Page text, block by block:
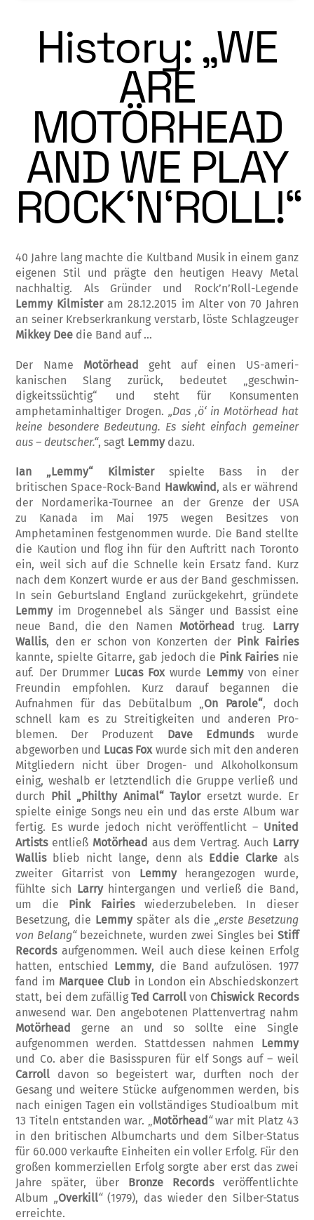
History: „WE
ARE
MOTÖRHEAD
AND WE PLAY
ROCK‘N‘ROLL!“
40 Jahre lang machte die Kultband Musik in einem ganz
eigenen Stil und prägte den heu­tigen Heavy Metal
nach­haltig. Als Grün­der und Rock’n’Roll-Legende
Lemmy Kil­mis­teram 28.12.2015 im Alter von 70 Jahren
an seiner Krebs­er­krankung verstarb, löste Schlagzeuger
Mik­key Dee die Band auf …
Der Name Motörhead
geht auf einen US-am­eri­
kanischen Slang zurück, bedeutet „gesch­win­
digkeitssüchtig“ und steht für Konsu­men­ten
amphetaminhaltiger Drogen. „Das ‚ö‘ in Motörhead hat
keine besondere Bedeutung. Es sieht einfach gemeiner
aus – deutscher.“, sagt Lemmydazu.
Ian „Lemmy“ Kilmisterspielte Bass in der
britischen Space-Rock-Band Hawkwind , als er während
der Nordamerika-Tournee an der Grenze der USA
zu Kanada im Mai 1975 wegen Besitzes von
Amphetaminen festge­nommen wurde. Die Band stellte
die Kaution und flog ihn für den Auftritt nach Toronto
ein, weil sich auf die Schnelle kein Ersatz fand. Kurz
nach dem Konzert wurde er aus der Band geschmissen.
In sein Geburtsland England zu­rückgekehrt, gründete
Lemmyim Drogen­nebel als Sänger und Bassist eine
neue Band, die den Namen Motörhead trug.
Larry
Wallis, den er schon von Konzerten der Pink Fairies
kannte, spielte Gitarre, gab jedoch die Pink Fairiesnie
auf. Der Drummer Lucas Foxwur­de Lemmyvon einer
Freundin empfohlen. Ku­rz darauf begannen die
Aufnahmen für das Debütalbum „On Parole“, doch
schnell kam es zu Streitigkeiten und anderen Pro­
blemen. Der Produzent
Dave Edmunds wurde
abgeworben und Lucas Fox wurde sich mit den anderen
Mitgliedern nicht über Drogen- und Alkoholkonsum
einig, weshalb er letztendlich die Gruppe verließ und
durch
Phil „Philthy Ani­mal“ Taylor ersetzt wurde. Er
spielte einige Songs neu ein und das erste Album war
fertig. Es wurde jedoch nicht veröffentlicht – United
Artists entließ Motörhead aus dem Vertrag. Auch Larry
Wallis blieb nicht lange, denn als Eddie Clarke als
zweiter Gitarrist von
Lemmy
her­angezogen wurde,
fühlte sich Larry hinter­gangen und verließ die Band,
um die Pink Fairieswie­derzubeleben. In dieser
Besetzung, die Lemmyspäter als die „erste Besetzung
von Belang“ bezeichnete, wurden zwei Singles bei Stiff
Records aufgenommen. Weil auch diese keinen Erfolg
hatten, entschied
Lemmy, die Band aufzulösen. 1977
fand im Marquee Club in London ein Abschieds­konzert
statt, bei dem zufälligTed Carrollvon Chiswick Records
anwesend war. Den ange­botenen Platten­ver­trag nahm
Motörheadger­ne an und so sollte eine Single
aufgenommen werden. Stattdessen nahmen
Lemmy
und Co. aber die Basisspuren für elf Songs auf – weil
Carroll davon so begeistert war, durften noch der
Gesang und weitere Stücke aufgenommen werden, bis
nach einigen Tagen ein voll­stän­diges Studioalbum mit
13 Titeln entstanden war. „Motör­head “war mit Platz 43
in den britischen Al­bumcharts und dem Silber-Status
für 60.000 verkaufte Einheiten ein voller Erfolg. Für den
großen kommerziellen Erfolg sorgte aber erst das zwei
Jahre später, über
Bronze Records veröffentlichte
Album „Over­kill“(1979), das wieder den Silber-Status
erreichte.